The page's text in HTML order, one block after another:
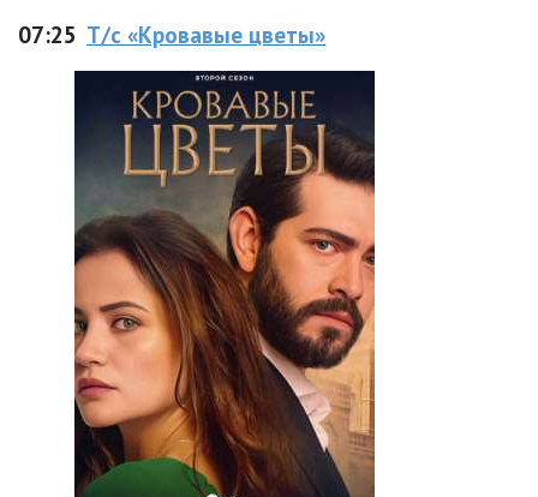
07:25 Т/с «Кровавые цветы»